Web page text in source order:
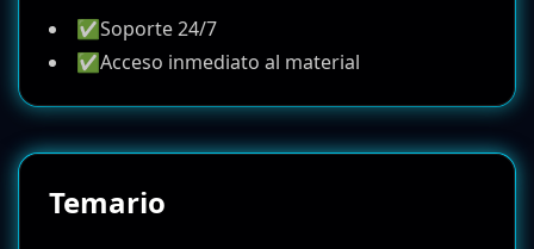
✅Soporte 24/7
✅Acceso inmediato al material
Temario